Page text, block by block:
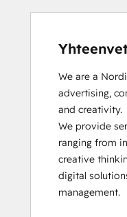
We are a
advertising,
and creativity.
We provide
ranging from
creative
digital
management.